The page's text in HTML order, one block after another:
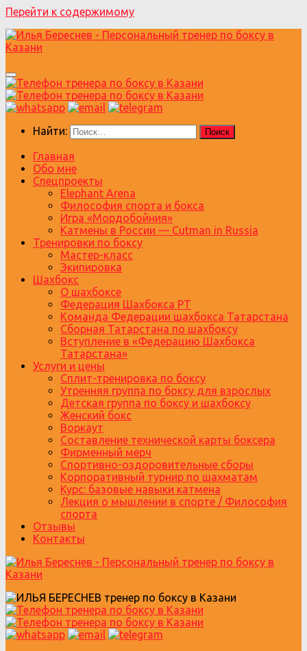
Перейти к содержимому
Найти:
Главная
Обо мне
Спецпроекты
Elephant Arena
Философия спорта и бокса
Игра «Мордобойния»
Катмены в России — Cutman in Russia
Тренировки по боксу
Мастер-класс
Экипировка
Шахбокс
О шахбоксе
Федерация Шахбокса РТ
Команда Федерации шахбокса Татарстана
Сборная Татарстана по шахбоксу
Вступление в «Федерацию Шахбокса
Татарстана»
Услуги и цены
Сплит-тренировка по боксу
Утренняя группа по боксу для взрослых
Детская группа по боксу и шахбоксу
Женский бокс
Воркаут
Составление технической карты боксера
Фирменный мерч
Спортивно-оздоровительные сборы
Корпоративный турнир по шахматам
Курс: базовые навыки катмена
Лекция о мышлении в спорте / Философия
спорта
Отзывы
Контакты